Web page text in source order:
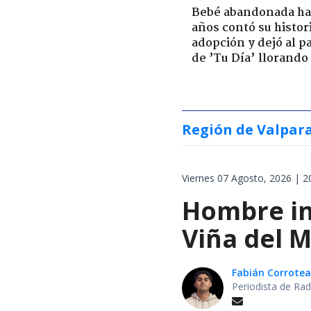
Bebé abandonada
años contó su
adopción y dejó al
de ’Tu Día’ llorando
Región de
Viernes 07 Agosto, 2026 |
Hombre
Viña del
Fabián Corrotea
Periodista de